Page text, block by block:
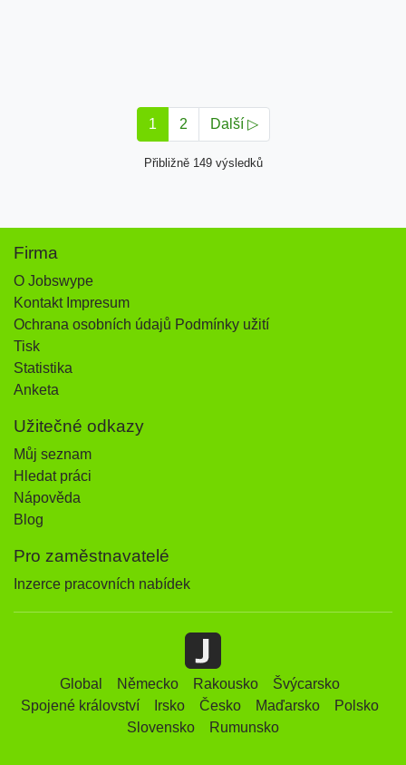
1 2 Další ▷
Přibližně 149 výsledků
Firma
O Jobswype
Kontakt Impresum
Ochrana osobních údajů Podmínky užití
Tisk
Statistika
Anketa
Užitečné odkazy
Můj seznam
Hledat práci
Nápověda
Blog
Pro zaměstnavatelé
Inzerce pracovních nabídek
Global Německo Rakousko
Švýcarsko
Spojené království
Irsko Česko Maďarsko
Polsko
Slovensko
Rumunsko